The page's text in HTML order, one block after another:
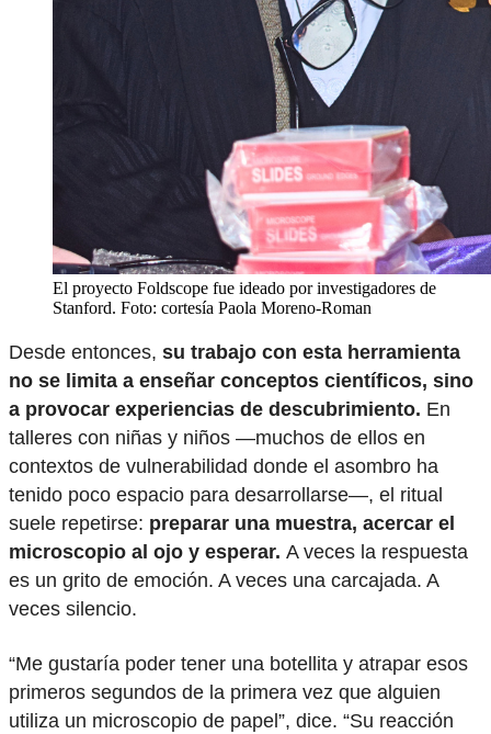
El proyecto Foldscope fue ideado por investigadores de
Stanford. Foto: cortesía Paola Moreno-Roman
Desde entonces, su trabajo con esta herramienta
no se limita a enseñar conceptos científicos, sino
a provocar experiencias de descubrimiento. En
talleres con niñas y niños —muchos de ellos en
contextos de vulnerabilidad donde el asombro ha
tenido poco espacio para desarrollarse—, el ritual
suele repetirse: preparar una muestra, acercar el
microscopio al ojo y esperar. A veces la respuesta
es un grito de emoción. A veces una carcajada. A
veces silencio.
“Me gustaría poder tener una botellita y atrapar esos
primeros segundos de la primera vez que alguien
utiliza un microscopio de papel”, dice. “Su reacción